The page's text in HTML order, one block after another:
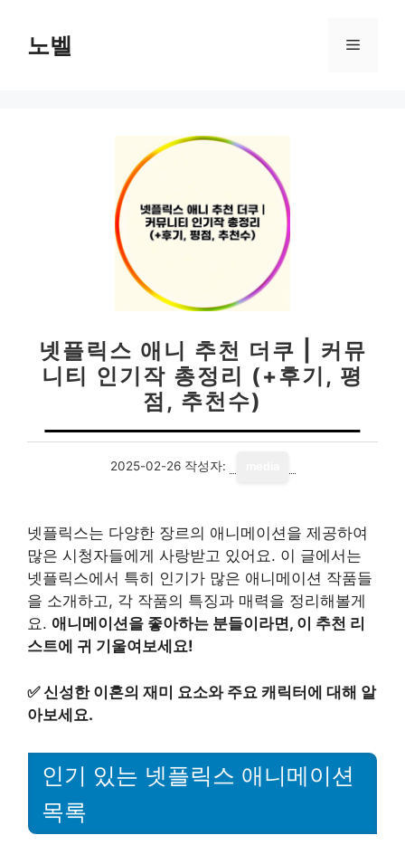
노벨 메
넷플릭스 애니 추천 더쿠 | 커뮤
니티 인기작 총정리 (+후기, 평
점, 추천수)
2025-02-26 작성자:
넷플릭스는 다양한 장르의 애니메이션을 제공하여
많은 시청자들에게 사랑받고 있어요. 이 글에서는
넷플릭스에서 특히 인기가 많은 애니메이션 작품들
을 소개하고, 각 작품의 특징과 매력을 정리해볼게
요. 애니메이션을 좋아하는 분들이라면, 이 추천 리
스트에 귀 기울여보세요!
✅신성한 이혼의 재미 요소와 주요 캐릭터에 대해 알
아보세요.
인기 있는 넷플릭스 애니메이션
목록